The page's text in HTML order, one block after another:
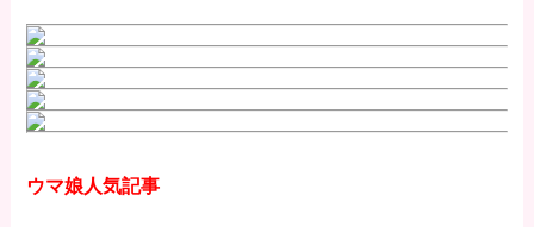
ウマ娘人気記事